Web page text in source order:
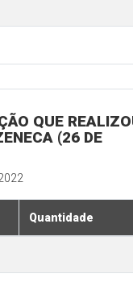
QUE
(26 DE
Quantidade